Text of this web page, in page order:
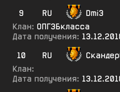
9
RU
Dmi3
Клан: ОПГ3Бкласса
Дата получения:
10
RU
Клан:
Дата получения: